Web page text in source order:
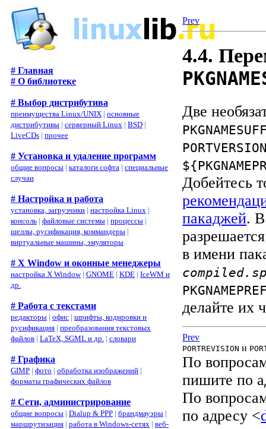
# Главная
# О библиотеке
# Выбор дистрибутива
преимущества Linux/UNIX | основные
дистрибутивы | серверный Linux | BSD |
LiveCDs | прочее
# Установка и удаление программ
общие вопросы | каталоги софта | специальные
случаи
# Настройка и работа
установка, загрузчики | настройка Linux |
консоль | файловые системы | процессы |
шеллы, русификация, коммандеры |
виртуальные машины, эмуляторы
# X Window и оконные менеджеры
настройка X Window| GNOME | KDE | IceWM и
др.
# Работа с текстами
редакторы | офис | шрифты, кодировки и
русификация | преобразования текстовых
файлов | LaTeX, SGML и др. | словари
# Графика
GIMP | фото | обработка изображений |
форматы графических файлов
# Сети, администрирование
общие вопросы | Dialup & PPP | брандмауэры |
маршрутизация | работа в Windows-сетях | веб-
Prev
4.4.
Две
Добейтесь
пакаджей.
в имени
делайте их
Prev
PORTREVISION и
По
пишите по
По
по адресу <